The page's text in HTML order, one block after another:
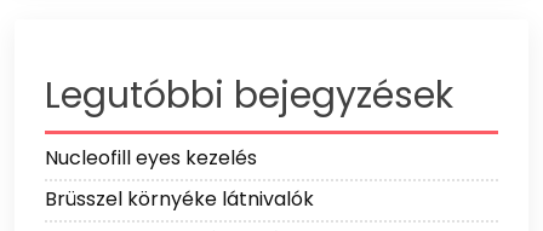
Legutóbbi bejegyzések
Nucleofill eyes kezelés
Brüsszel környéke látnivalók